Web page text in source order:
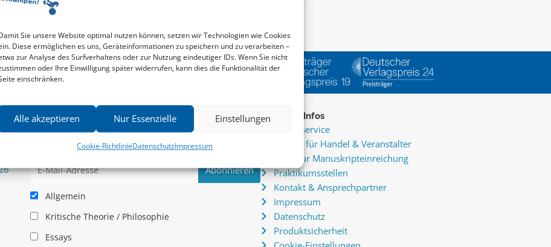
Sie unsere Website optimal nutzen können, setzen wir Technologien wie Cookies
Diese ermöglichen es uns, Geräteinformationen zu speichern und zu verarbeiten –
zur Analyse des Surfverhaltens oder zur Nutzung eindeutiger IDs. Wenn Sie nicht
oder Ihre Einwilligung später widerrufen, kann dies die Funktionalität der
einschränken.
Alle akzeptieren Nur Essenzielle Einstellungen
Cookie-RichtlinieDatenschutzImpressum
–
Newsletter
News zu aktuellen Neuheiten und Nachrichten im zu
Klampen! Verlag – jederzeit wieder abbestellbar.
Allgemein
Kritische Theorie / Philosophie
Essays
Service & Infos
Presseservice
Service für Handel & Veranstalter
Infos zur Manuskripteinreichung
Praktikumsstellen
Kontakt & Ansprechpartner
Impressum
Datenschutz
Produktsicherheit